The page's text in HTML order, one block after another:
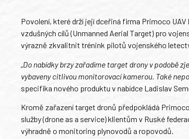
Povolení, které drží její dceřiná firma Primoco
vzdušných cílů (Unmanned Aerial Target) pro
výrazně zkvalitnit trénink pilotů vojenského
„Do nabídky brzy zařadíme target drony v podobě
vybaveny citlivou monitorovací kamerou. Také
specifika nového produktu v nabídce Ladislav
Kromě zařazení target dronů předpokládá
služby (drone as a service) klientům v Ruské
výhradně o monitoring plynovodů a ropovodů.